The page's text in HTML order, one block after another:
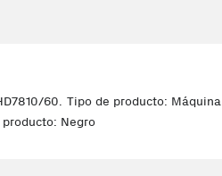
60. Tipo de producto:
Negro